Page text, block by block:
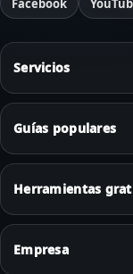
Servicios
Guías populares
Herramientas
Empresa